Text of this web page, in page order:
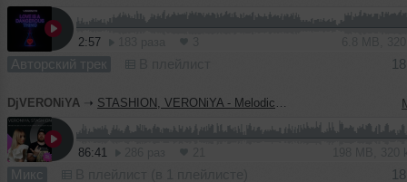
2:57
Авторский трек
DjVERONiYA ➝ STASHION, VERONiYA - Melodic Techno & Progressive House Mix 2025 #195
86:41
Микс